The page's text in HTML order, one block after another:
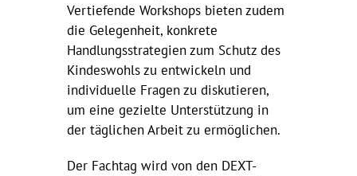
Vertiefende Workshops bieten zudem
die Gelegenheit, konkrete
Handlungsstrategien zum Schutz des
Kindeswohls zu entwickeln und
individuelle Fragen zu diskutieren,
um eine gezielte Unterstützung in
der täglichen Arbeit zu ermöglichen.
Der Fachtag wird von den DEXT-